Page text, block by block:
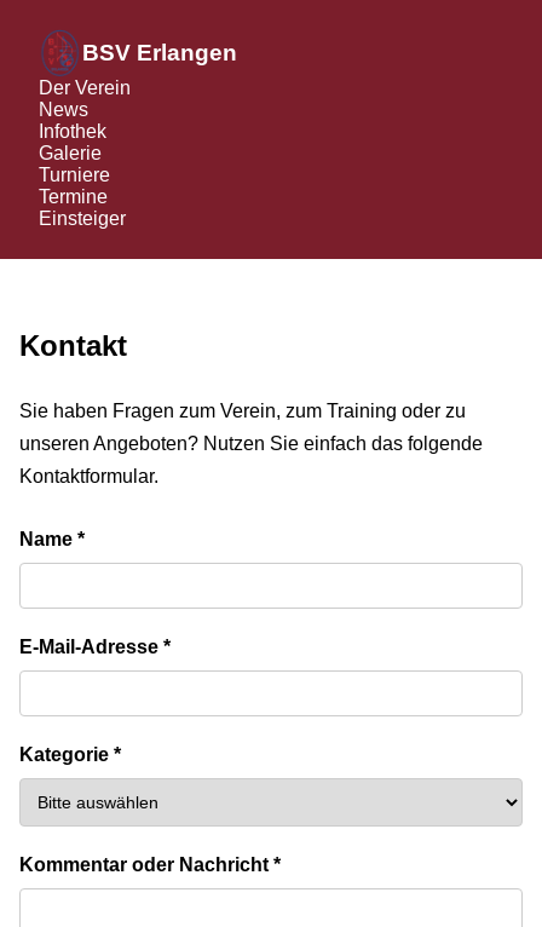
BSV Erlangen
Der Verein
News
Infothek
Galerie
Turniere
Termine
Einsteiger
Kontakt
Sie haben Fragen zum Verein, zum Training oder zu
unseren Angeboten? Nutzen Sie einfach das folgende
Kontaktformular.
Name *
E-Mail-Adresse *
Kategorie *
Kommentar oder Nachricht *